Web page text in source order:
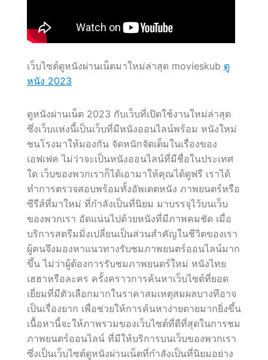
เว็บไซต์ดูหนังผ่านเน็ตมาใหม่ล่าสุด movieskub ดู
หนัง 2023
ดูหนังผ่านเน็ต 2023 กับเว็บที่เปิดใช้งานใหม่ล่าสุด
ซึ่งเว็บแห่งนี้เป็นเว็บที่มีหนังออนไลน์พร้อม หนังใหม่
ชนโรงมาให้มองกัน จัดหนักจัดเต็มในเรื่องของ
เอฟเฟค ไม่ว่าจะเป็นหนังออนไลน์ที่มีชื่อในประเทศ
ใด เว็บของพวกเราก็ได้เอามาให้คุณได้ดูฟรี เราได้
ทำการตรวจสอบพร้อมทั้งอัพเดตหนัง ภาพยนตร์หรือ
ซีรีส์ที่มาใหม่ ที่กำลังเป็นที่นิยม มาบรรจุไว้บนเว็บ
ของพวกเรา อัดแน่นไปด้วยหนังที่มีภาพคมชัด เมื่อ
บริการสตรีมมิ่งเปลี่ยนเป็นส่วนสำคัญในชีวิตของเรา
ผู้คนจึงมองหาแนวทางรับชมภาพยนตร์ออนไลน์มาก
ขึ้น ไม่ว่าผู้ต้องการรับชมภาพยนตร์ใหม่ หนังไทย
เฮฮาหรือละคร ครั้งคราวการค้นหาเว็บไซต์ที่ยอด
เยี่ยมที่มีตัวเลือกมากในราคาสมเหตุสมผลบางทีอาจ
เป็นเรื่องยาก เพื่อช่วยให้การค้นหาง่ายดายมากยิ่งขึ้น
เนื้อหานี้จะให้ภาพรวมของเว็บไซต์ที่ดีที่สุดในการชม
ภาพยนตร์ออนไลน์ ที่มีให้บริการบนเว็บของพวกเรา
ซึ่งเป็นเว็บไซต์ดูหนังผ่านเน็ตที่กำลังเป็นที่นิยมอย่าง